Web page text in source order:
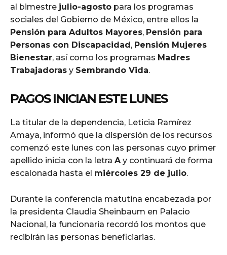
al bimestre julio-agosto para los programas
sociales del Gobierno de México, entre ellos la
Pensión para Adultos Mayores, Pensión para
Personas con Discapacidad, Pensión Mujeres
Bienestar, así como los programas Madres
Trabajadoras y Sembrando Vida.
PAGOS INICIAN ESTE LUNES
La titular de la dependencia, Leticia Ramírez
Amaya, informó que la dispersión de los recursos
comenzó este lunes con las personas cuyo primer
apellido inicia con la letra A y continuará de forma
escalonada hasta el miércoles 29 de julio.
Durante la conferencia matutina encabezada por
la presidenta Claudia Sheinbaum en Palacio
Nacional, la funcionaria recordó los montos que
recibirán las personas beneficiarias.